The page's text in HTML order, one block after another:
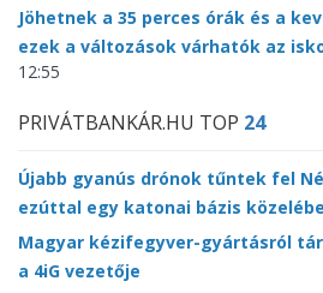
Jöhetnek a 35 perces órák és a
ezek a változások várhatók az
12:55
PRIVÁTBANKÁR.HU TOP 24
Újabb gyanús drónok tűntek fel
ezúttal egy katonai bázis
Magyar kézifegyver-gyártásról
a 4iG vezetője